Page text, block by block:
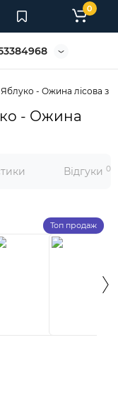
0
- Ожина лісова з
- Ожина
Відгуки 0
Топ продаж